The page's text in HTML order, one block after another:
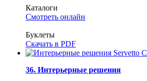
Каталоги
Смотреть онлайн
Буклеты
Скачать в PDF
36. Интерьерные решения